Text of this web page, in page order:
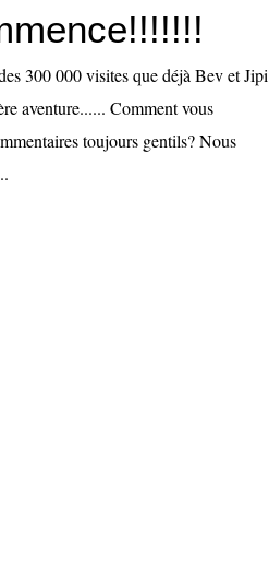
300 000 visites que déjà Bev et Jipi
aventure...... Comment vous
toujours gentils? Nous